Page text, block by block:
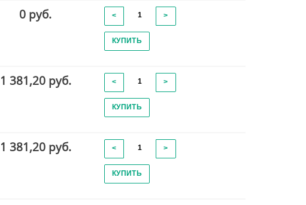
0 руб. < >
КУПИТЬ
1 381,20 руб. < >
КУПИТЬ
1 381,20 руб. < >
КУПИТЬ